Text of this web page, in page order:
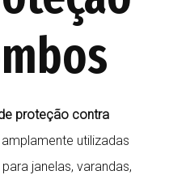
proteção contra
utilizadas
janelas, varandas,